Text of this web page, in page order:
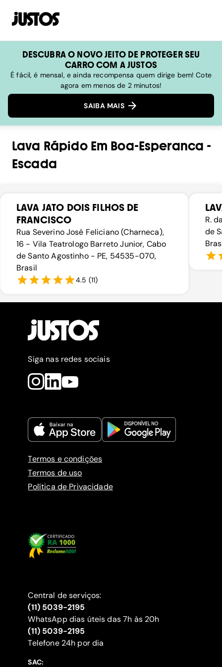
DESCUBRA O NOVO JEITO DE PROTEGER SEU
CARRO COM A JUSTOS
É fácil, é mensal, e ainda recompensa quem dirige bem! Cote
agora em menos de 2 minutos!
SAIBA MAIS
Lava RápidoEm Boa-Esperanca -
Escada
LAVA JATO DOIS FILHOS DE
FRANCISCO
Rua Severino José Feliciano (Charneca),
16 - Vila Teatrologo Barreto Junior, Cabo
de Santo Agostinho - PE, 54535-070,
Brasil
4.5 (11)
R.
de
Siga nas redes sociais
Termos e condições
Termos de uso
Política de Privacidade
Central de serviços:
(11) 5039-2195
WhatsApp dias úteis das 7h às 20h
(11) 5039-2195
‍Telefone 24h por dia
SAC: